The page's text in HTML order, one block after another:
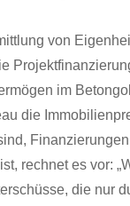
von
im
die
rech­net es vor:
die nur